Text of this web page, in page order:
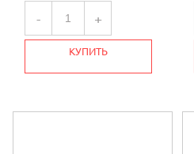
- +
КУПИТЬ